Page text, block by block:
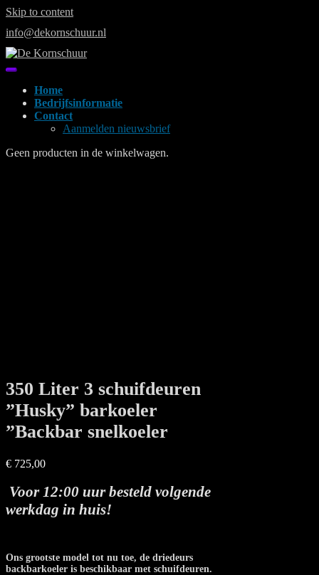
Skip to content
info@dekornschuur.nl
Home
Bedrijfsinformatie
Contact
Aanmelden nieuwsbrief
Geen producten in de winkelwagen.
350 Liter 3 schuifdeuren
”Husky” barkoeler
”Backbar snelkoeler
€ 725,00
Voor 12:00 uur besteld volgende
werkdag in huis!
Ons grootste model tot nu toe, de driedeurs
backbarkoeler is beschikbaar met schuifdeuren.